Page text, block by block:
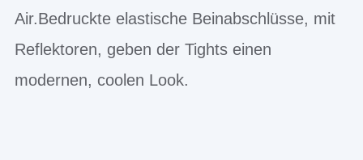
Air.Bedruckte elastische Beinabschlüsse, mit
Reflektoren, geben der Tights einen
modernen, coolen Look.